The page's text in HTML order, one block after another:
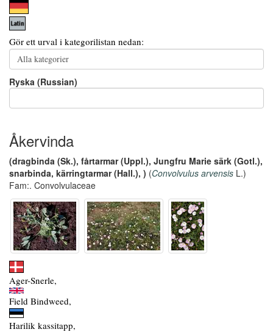
Gör ett urval i kategorilistan nedan:
Ryska (Russian)
Åkervinda
(dragbinda (Sk.), fårtarmar (Uppl.), Jungfru Marie särk (Gotl.),
snarbinda, kärringtarmar (Hall.), ) (Convolvulus arvensis L.)
Fam:. Convolvulaceae
Ager-Snerle,
Field Bindweed,
Harilik kassitapp,